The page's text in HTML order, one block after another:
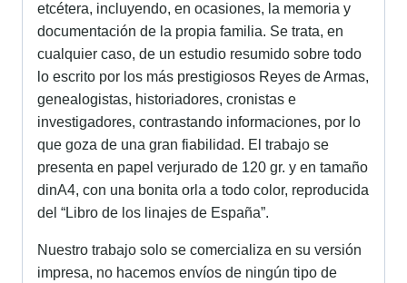
etcétera, incluyendo, en ocasiones, la memoria y
documentación de la propia familia. Se trata, en
cualquier caso, de un estudio resumido sobre todo
lo escrito por los más prestigiosos Reyes de Armas,
genealogistas, historiadores, cronistas e
investigadores, contrastando informaciones, por lo
que goza de una gran fiabilidad. El trabajo se
presenta en papel verjurado de 120 gr. y en tamaño
dinA4, con una bonita orla a todo color, reproducida
del “Libro de los linajes de España”.
Nuestro trabajo solo se comercializa en su versión
impresa, no hacemos envíos de ningún tipo de